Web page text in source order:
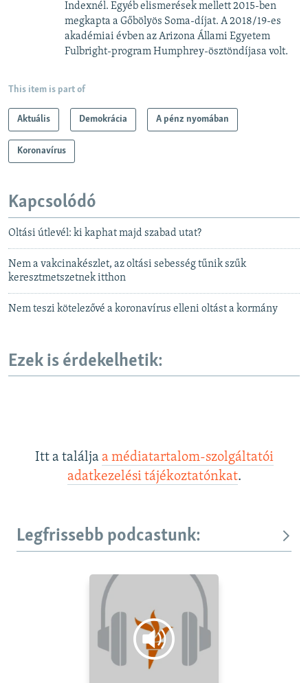
Indexnél. Egyéb elismerések mellett 2015-ben
megkapta a Gőbölyös Soma-díjat. A 2018/19-es
akadémiai évben az Arizona Állami Egyetem
Fulbright-program Humphrey-ösztöndíjasa volt.
This item is part of
Aktuális Demokrácia A pénz nyomában
Koronavírus
Kapcsolódó
Oltási útlevél: ki kaphat majd szabad utat?
Nem a vakcinakészlet, az oltási sebesség tűnik szűk
keresztmetszetnek itthon
Nem teszi kötelezővé a koronavírus elleni oltást a kormány
Ezek is érdekelhetik:
Itt a találja a médiatartalom-szolgáltatói
adatkezelési tájékoztatónkat.
Legfrissebb podcastunk: